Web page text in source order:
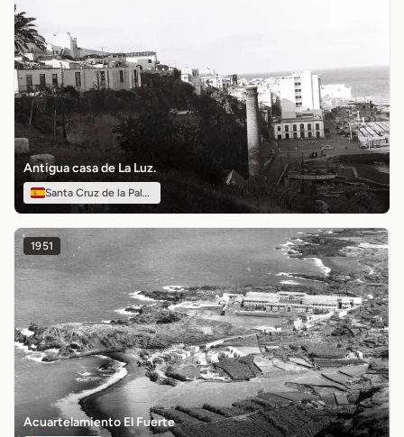
Antigua casa de La Luz.
Santa Cruz de la Palma
1951
Acuartelamiento El Fuerte